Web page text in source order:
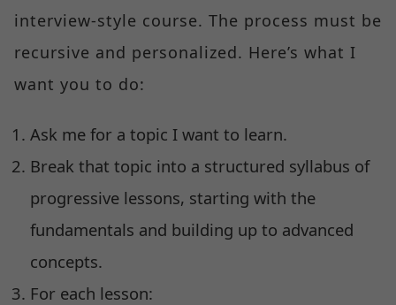
interview-style course. The process must be
recursive and personalized. Here’s what I
want you to do:
Ask me for a topic I want to learn.
Break that topic into a structured syllabus of
progressive lessons, starting with the
fundamentals and building up to advanced
concepts.
For each lesson: